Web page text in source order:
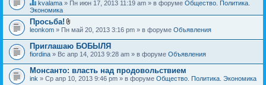
Д
а
н
н
я
т
е
м
а
с
kvalama » Пн июн 17, 2013 11:19 am » в форуме Общество. Политика.
Экономика
Просьба!
В
о
ж
е
н
и
я
leonkom » Пн май 20, 2013 3:16 pm » в форуме Объявления
Приглашаю БОБЫЛЯ
fiordina » Вс апр 14, 2013 9:28 am » в форуме Объявления
Монсанто: власть над продовольствием
ink » Ср апр 10, 2013 9:46 pm » в форуме Общество. Политика. Экономика